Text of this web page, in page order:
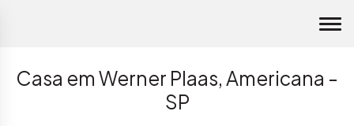
Casa em Werner Plaas, Americana -
SP